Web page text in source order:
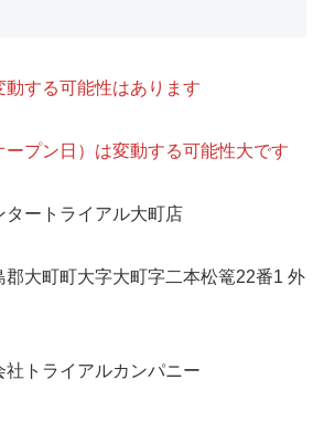
する可能性はあります
プン日）は変動する可能性大です
タートライアル大町店
郡大町町大字大町字二本松篭22番1 外
社トライアルカンパニー